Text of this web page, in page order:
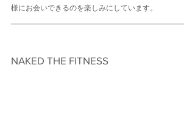
様にお会いできるのを楽しみにしています。
NAKED THE FITNESS